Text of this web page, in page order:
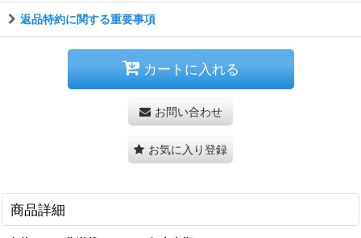
返品特約に関する重要事項
カートに入れる
お問い合わせ
お気に入り登録
商品詳細